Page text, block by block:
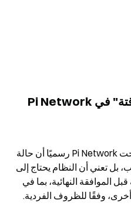
وفقًا للظروف الفردية.